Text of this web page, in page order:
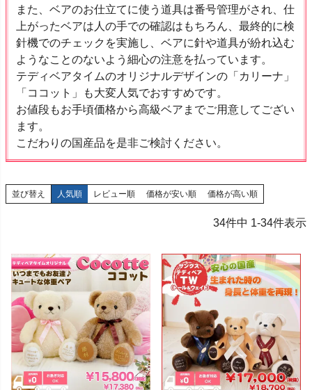
また、ベアのお仕立てに使う道具は番号管理がされ、仕
上がったベアは人の手での確認はもちろん、最終的に検
針機でのチェックを実施し、ベアに針や道具が紛れ込む
ようなことのないよう細心の注意を払っています。
テディベアタイムのオリジナルデザインの「カリーナ」
「ココット」も大変人気でおすすめです。
お値段もお手頃価格から高級ベアまでご用意してござい
ます。
こだわりの国産品を是非ご検討ください。
並び替え 人気順 レビュー順 価格が安い順 価格が高い順
34件中 1-34件表示